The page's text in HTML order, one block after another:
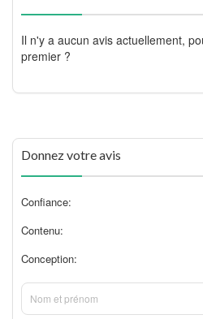
Il n'y a aucun avis actuellement,
premier ?
Donnez votre avis
Confiance:
Contenu:
Conception: